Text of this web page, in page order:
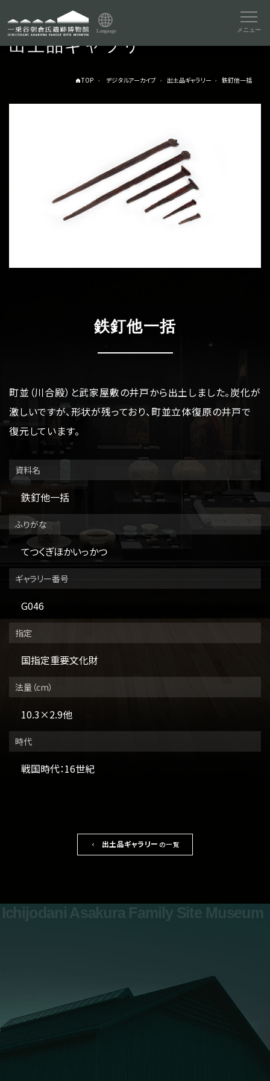
メニュー
Language
トップページ
各種申請 Applications
トピックス
イベント
デジタルアーカイブ Digital Archive
その他のご案内 Others
出土品ギャラリー
TOP デジタルアーカイブ 出土品ギャラリー 鉄釘他一括
鉄釘他一括
町並（川合殿）と武家屋敷の井戸から出土しました。炭化が
激しいですが、形状が残っており、町並立体復原の井戸で
復元しています。
資料名
鉄釘他一括
ふりがな
てつくぎほかいっかつ
ギャラリー番号
G046
指定
国指定重要文化財
法量（cm）
10.3×2.9他
時代
戦国時代：16世紀
出土品ギャラリー の一覧
Ichijodani Asakura Family Site Museum